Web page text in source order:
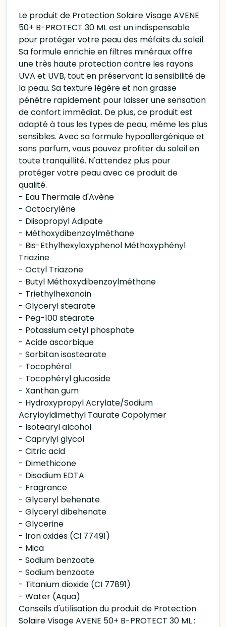
Le produit de Protection Solaire Visage AVENE
50+ B-PROTECT 30 ML est un indispensable
pour protéger votre peau des méfaits du soleil.
Sa formule enrichie en filtres minéraux offre
une très haute protection contre les rayons
UVA et UVB, tout en préservant la sensibilité de
la peau. Sa texture légère et non grasse
pénètre rapidement pour laisser une sensation
de confort immédiat. De plus, ce produit est
adapté à tous les types de peau, même les plus
sensibles. Avec sa formule hypoallergénique et
sans parfum, vous pouvez profiter du soleil en
toute tranquillité. N'attendez plus pour
protéger votre peau avec ce produit de
qualité.
- Eau Thermale d'Avène
- Octocrylène
- Diisopropyl Adipate
- Méthoxydibenzoylméthane
- Bis-Ethylhexyloxyphenol Méthoxyphényl
Triazine
- Octyl Triazone
- Butyl Méthoxydibenzoylméthane
- Triethylhexanoin
- Glyceryl stearate
- Peg-100 stearate
- Potassium cetyl phosphate
- Acide ascorbique
- Sorbitan isostearate
- Tocophérol
- Tocophéryl glucoside
- Xanthan gum
- Hydroxypropyl Acrylate/Sodium
Acryloyldimethyl Taurate Copolymer
- Isotearyl alcohol
- Caprylyl glycol
- Citric acid
- Dimethicone
- Disodium EDTA
- Fragrance
- Glyceryl behenate
- Glyceryl dibehenate
- Glycerine
- Iron oxides (CI 77491)
- Mica
- Sodium benzoate
- Sodium benzoate
- Titanium dioxide (CI 77891)
- Water (Aqua)
Conseils d'utilisation du produit de Protection
Solaire Visage AVENE 50+ B-PROTECT 30 ML :